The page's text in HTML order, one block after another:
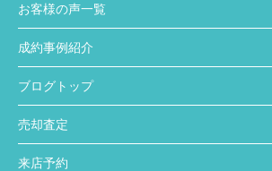
お客様の声一覧
成約事例紹介
ブログトップ
売却査定
来店予約